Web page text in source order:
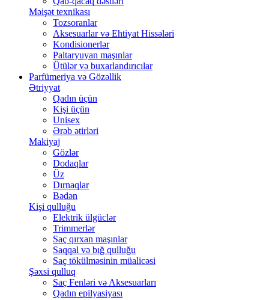
Məişət texnikası
Tozsoranlar
Aksesuarlar və Ehtiyat Hissələri
Kondisionerlər
Paltaryuyan maşınlar
Ütülər və buxarlandırıcılar
Parfümeriya və Gözəllik
Ətriyyat
Qadın üçün
Kişi üçün
Unisex
Ərəb ətirləri
Makiyaj
Gözlər
Dodaqlar
Üz
Dırnaqlar
Bədən
Kişi qulluğu
Elektrik ülgüclər
Trimmerlər
Saç qırxan maşınlar
Saqqal və bığ qulluğu
Saç tökülməsinin müalicəsi
Şəxsi qulluq
Saç Fenləri və Aksesuarları
Qadın epilyasiyası